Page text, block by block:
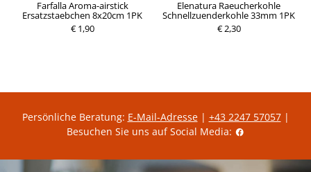
Farfalla Aroma-airstick
Ersatzstaebchen 8x20cm 1PK
€ 1,90
Elenatura Raeucherkohle
Schnellzuenderkohle 33mm 1PK
€ 2,30
Persönliche Beratung: E-Mail-Adresse| +43 2247 57057|
Besuchen Sie uns auf Social Media: